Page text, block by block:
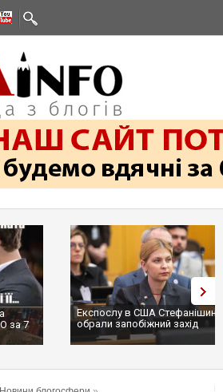
7
Експослу в США Стефанішиній
обрали запобіжний захід